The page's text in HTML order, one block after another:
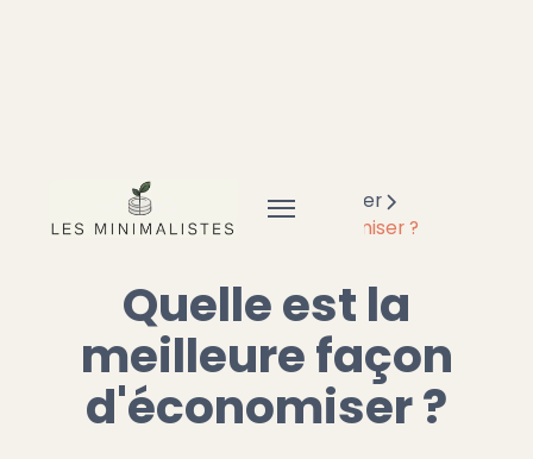
Frugal
Comment économiser
Quelle est la meilleure façon d'économiser ?
Quelle est la
meilleure façon
d'économiser ?